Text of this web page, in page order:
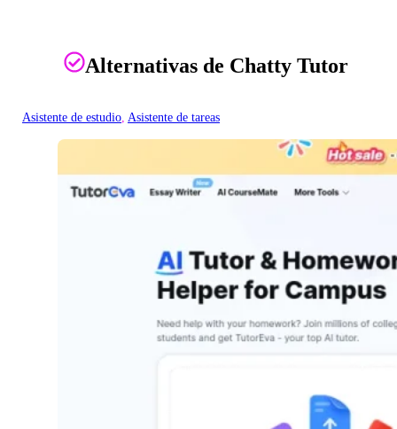
Alternativas de Chatty Tutor
Asistente de estudio, Asistente de tareas